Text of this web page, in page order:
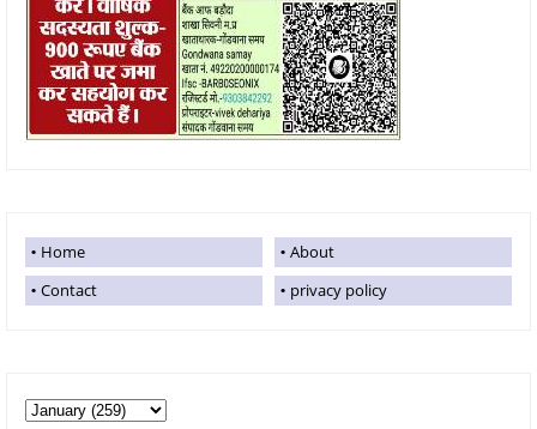
Home
About
Contact
privacy policy